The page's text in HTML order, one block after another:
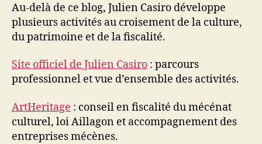
Au-delà de ce blog, Julien Casiro développe
plusieurs activités au croisement de la culture,
du patrimoine et de la fiscalité.
Site officiel de Julien Casiro : parcours
professionnel et vue d’ensemble des activités.
ArtHeritage : conseil en fiscalité du mécénat
culturel, loi Aillagon et accompagnement des
entreprises mécènes.